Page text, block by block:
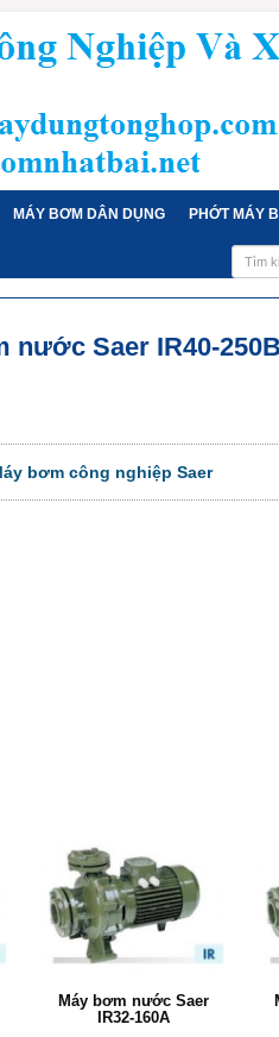
MÁY BƠM DÂN DỤNG PHỚT MÁY
nước Saer IR40-250B
bơm công nghiệp Saer
Máy bơm nước Saer
IR32-160A